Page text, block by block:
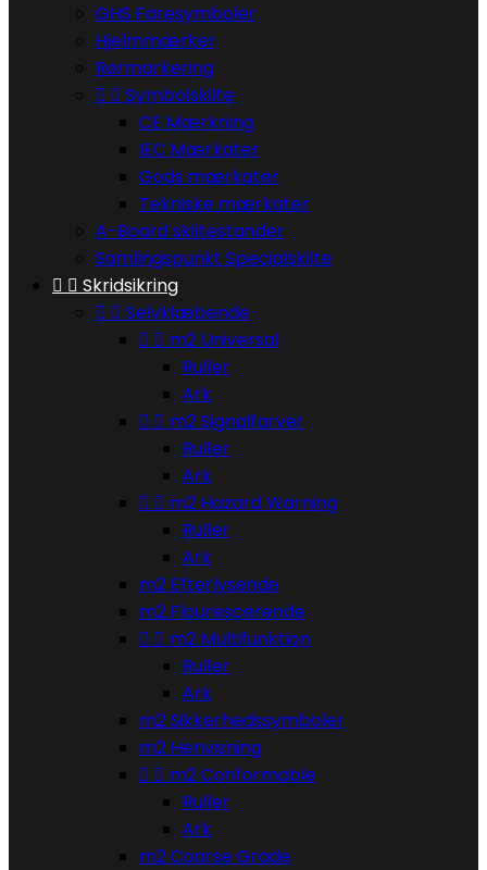
GHS Faresymboler
Hjelmmærker
Rørmarkering
  Symbolskilte
CE Mærkning
IEC Mærkater
Gods mærkater
Tekniske mærkater
A-Board skiltestander
Samlingspunkt Specialskilte
  Skridsikring
  Selvklæbende
  m2 Universal
Ruller
Ark
  m2 Signalfarver
Ruller
Ark
  m2 Hazard Warning
Ruller
Ark
m2 Efterlysende
m2 Flourescerende
  m2 Multifunktion
Ruller
Ark
m2 Sikkerhedssymboler
m2 Henvisning
  m2 Conformable
Ruller
Ark
m2 Coarse Grade